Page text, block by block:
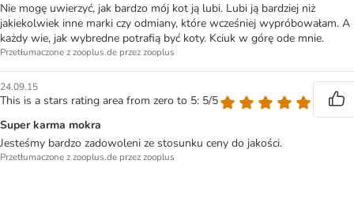
Nie mogę uwierzyć, jak bardzo mój kot ją lubi. Lubi ją bardziej niż
jakiekolwiek inne marki czy odmiany, które wcześniej wypróbowałam. A
każdy wie, jak wybredne potrafią być koty. Kciuk w górę ode mnie.
Przetłumaczone z zooplus.de przez zooplus
24.09.15
This is a stars rating area from zero to 5: 5/5
Super karma mokra
Jesteśmy bardzo zadowoleni ze stosunku ceny do jakości.
Przetłumaczone z zooplus.de przez zooplus